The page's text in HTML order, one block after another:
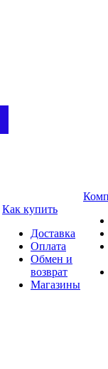
Как купить
Доставка
Оплата
Обмен и
возврат
Магазины